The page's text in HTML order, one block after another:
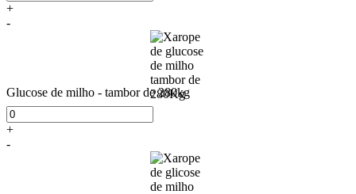
+
-
Glucose de milho - tambor de 280kg
+
-